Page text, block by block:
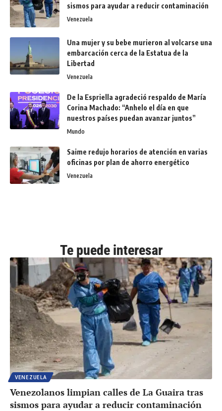
sismos para ayudar a reducir contaminación
Venezuela
Una mujer y su bebe murieron al volcarse una
embarcación cerca de la Estatua de la
Libertad
Venezuela
De la Espriella agradeció respaldo de María
Corina Machado: “Anhelo el día en que
nuestros países puedan avanzar juntos”
Mundo
Saime redujo horarios de atención en varias
oficinas por plan de ahorro energético
Venezuela
Te puede interesar
VENEZUELA
Venezolanos limpian calles de La Guaira tras
sismos para ayudar a reducir contaminación